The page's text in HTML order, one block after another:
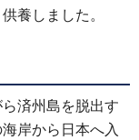
養しました。
済州島を脱出す
岸から日本へ入